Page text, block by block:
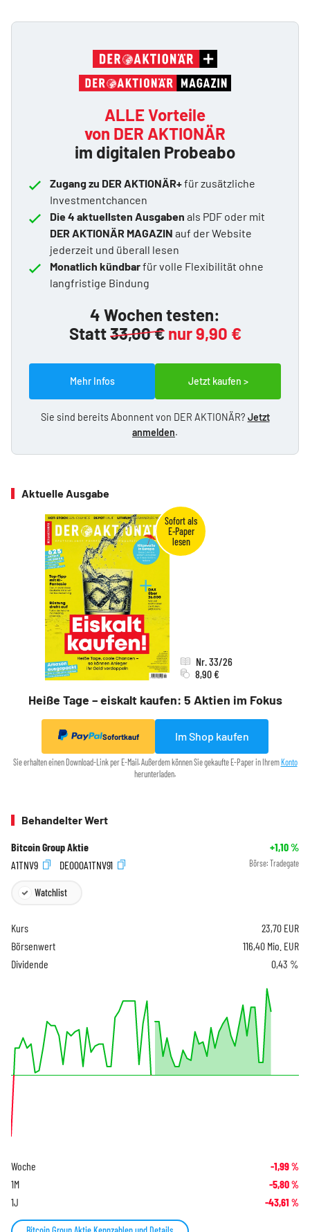
ALLE Vorteile
von DER AKTIONÄR
im digitalen Probeabo
Zugang zu DER AKTIONÄR+für zusätzliche
Investmentchancen
Die 4 aktuellsten Ausgaben als PDF oder mit
DER AKTIONÄR MAGAZIN auf der Website
jederzeit und überall lesen
Monatlich kündbarfür volle Flexibilität ohne
langfristige Bindung
4 Wochen testen:
Statt33,00 € nur 9,90 €
Mehr Infos Jetzt kaufen >
Sie sind bereits Abonnent von DER AKTIONÄR? Jetzt
anmelden.
Aktuelle Ausgabe
Heiße Tage – eiskalt kaufen: 5 Aktien im Fokus
Nr. 33/26
8,90 €
Sofortkauf Im Shop kaufen
Sie erhalten einen Download-Link per E-Mail. Außerdem können Sie gekaufte E-Paper in Ihrem Konto
herunterladen.
Behandelter Wert
Bitcoin Group Aktie +1,10%
A1TNV9
DE000A1TNV91 Börse: Tradegate
Watchlist
Kurs 23,70 EUR
Börsenwert
116,40 Mio. EUR
Dividende
0,43 %
Woche -1,99%
1M -5,80%
1J -43,61 %